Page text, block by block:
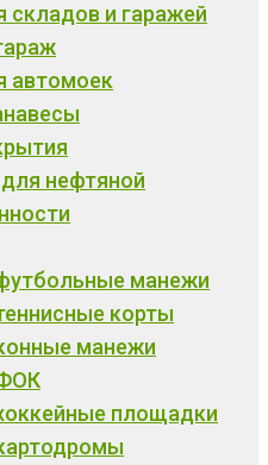
складов и гаражей
автомоек
нефтяной
манежи
корты
манежи
площадки